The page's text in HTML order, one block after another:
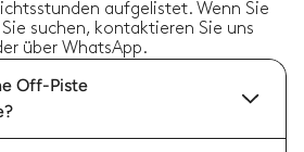
aufgelistet. Wenn Sie
suchen, kontaktieren Sie uns
über WhatsApp.
Off-Piste